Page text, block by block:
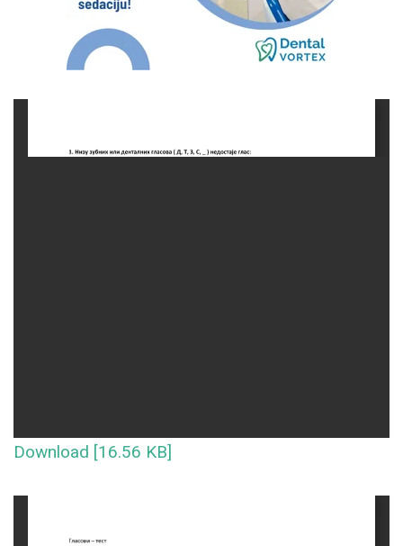
Download [16.56 KB]